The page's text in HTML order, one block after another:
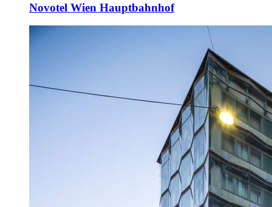
Novotel Wien Hauptbahnhof